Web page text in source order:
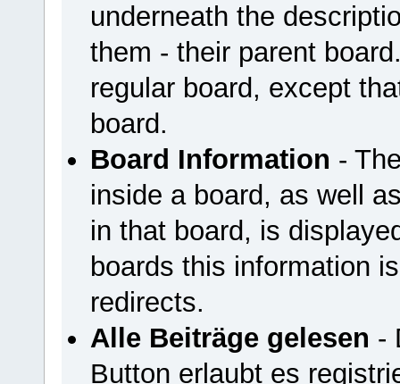
underneath the
them - their parent
regular board, except
board.
Board Information -
inside a board, as well
in that board, is
boards this information
redirects.
Alle Beiträge gelesen -
Button erlaubt es